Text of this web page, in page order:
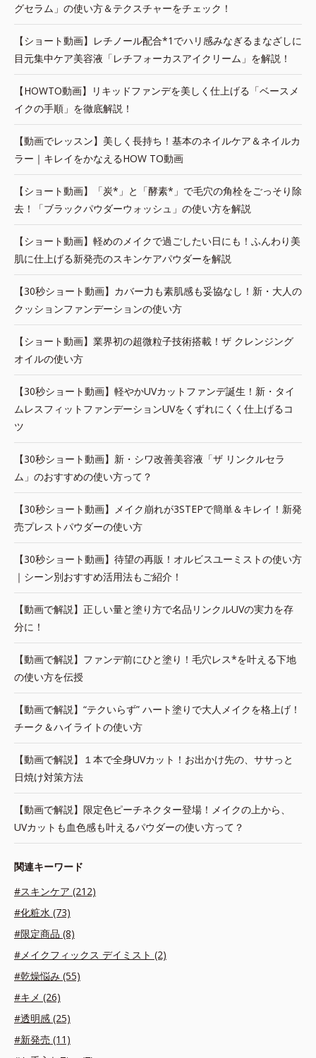
グセラム」の使い方＆テクスチャーをチェック！
【ショート動画】レチノール配合*1でハリ感みなぎるまなざしに
目元集中ケア美容液「レチフォーカスアイクリーム」を解説！
【HOWTO動画】リキッドファンデを美しく仕上げる「ベースメ
イクの手順」を徹底解説！
【動画でレッスン】美しく長持ち！基本のネイルケア＆ネイルカ
ラー｜キレイをかなえるHOW TO動画
【ショート動画】「炭*」と「酵素*」で毛穴の角栓をごっそり除
去！「ブラックパウダーウォッシュ」の使い方を解説
【ショート動画】軽めのメイクで過ごしたい日にも！ふんわり美
肌に仕上げる新発売のスキンケアパウダーを解説
【30秒ショート動画】カバー力も素肌感も妥協なし！新・大人の
クッションファンデーションの使い方
【ショート動画】業界初の超微粒子技術搭載！ザ クレンジング
オイルの使い方
【30秒ショート動画】軽やかUVカットファンデ誕生！新・タイ
ムレスフィットファンデーションUVをくずれにくく仕上げるコ
ツ
【30秒ショート動画】新・シワ改善美容液「ザ リンクルセラ
ム」のおすすめの使い方って？
【30秒ショート動画】メイク崩れが3STEPで簡単＆キレイ！新発
売プレストパウダーの使い方
【30秒ショート動画】待望の再販！オルビスユーミストの使い方
｜シーン別おすすめ活用法もご紹介！
【動画で解説】正しい量と塗り方で名品リンクルUVの実力を存
分に！
【動画で解説】ファンデ前にひと塗り！毛穴レス*を叶える下地
の使い方を伝授
【動画で解説】“テクいらず” ハート塗りで大人メイクを格上げ！
チーク＆ハイライトの使い方
【動画で解説】１本で全身UVカット！お出かけ先の、ササっと
日焼け対策方法
【動画で解説】限定色ピーチネクター登場！メイクの上から、
UVカットも血色感も叶えるパウダーの使い方って？
関連キーワード
#スキンケア (212)
#化粧水 (73)
#限定商品 (8)
#メイクフィックス デイミスト (2)
#乾燥悩み (55)
#キメ (26)
#透明感 (25)
#新発売 (11)